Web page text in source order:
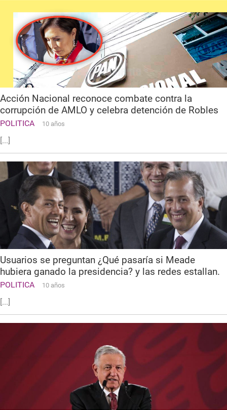
Acción Nacional reconoce combate contra la
corrupción de AMLO y celebra detención de Robles
POLITICA 10 años
[...]
Usuarios se preguntan ¿Qué pasaría si Meade
hubiera ganado la presidencia? y las redes estallan.
POLITICA 10 años
[...]